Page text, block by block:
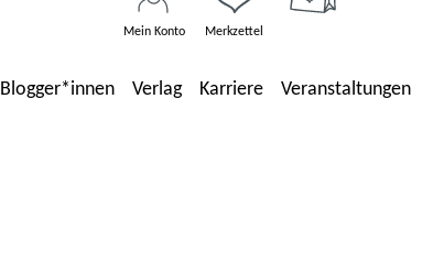
Mein Konto Merkzettel
Blogger*innen Verlag Karriere Veranstaltungen